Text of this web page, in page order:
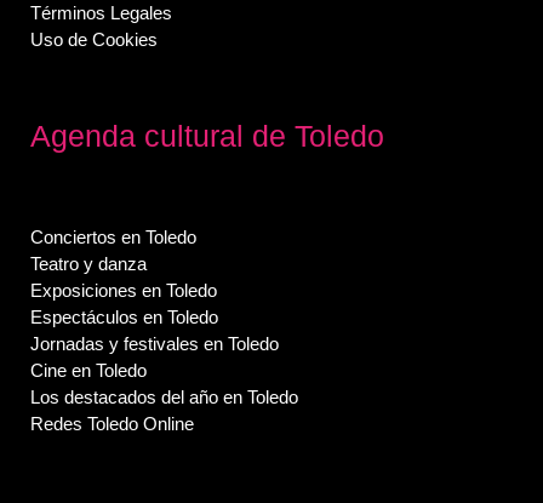
Términos Legales
Uso de Cookies
Agenda cultural de Toledo
Conciertos en Toledo
Teatro y danza
Exposiciones en Toledo
Espectáculos en Toledo
Jornadas y festivales en Toledo
Cine en Toledo
Los destacados del año en Toledo
Redes Toledo Online